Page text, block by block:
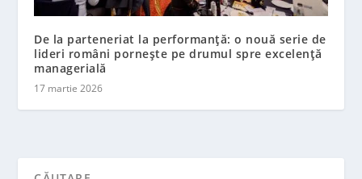
De la parteneriat la performanță: o nouă serie de
lideri români pornește pe drumul spre excelență
managerială
17 martie 2026